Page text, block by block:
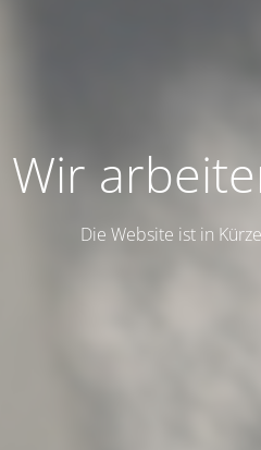
Wir
Die Website ist in